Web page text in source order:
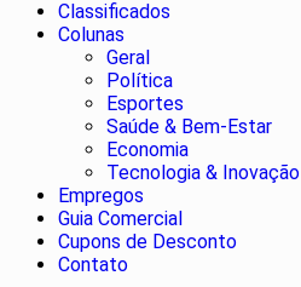
Classificados
Colunas
Geral
Política
Esportes
Saúde & Bem-Estar
Economia
Tecnologia & Inovação
Empregos
Guia Comercial
Cupons de Desconto
Contato